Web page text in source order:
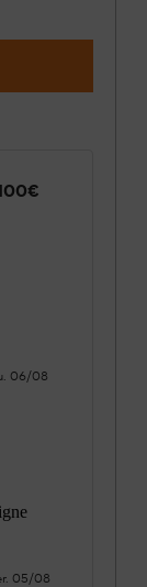
06/08
05/08